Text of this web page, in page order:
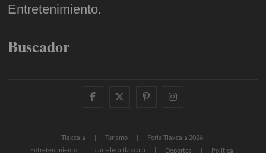
Entretenimiento.
Buscador
facebooktwitter
pinterestinstagram
Tlaxcala Turismo
Feria Tlaxcala 2026
Entretenimiento
cartelera tlaxcala Deportes Política